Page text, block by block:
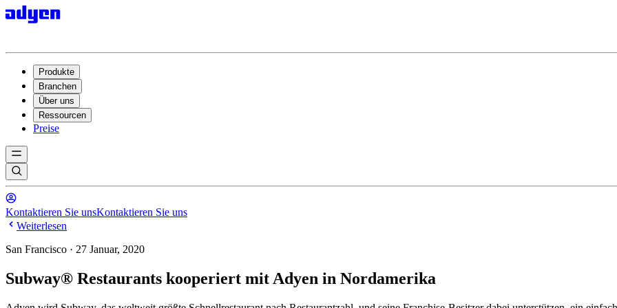
Produkte
Branchen
Über uns
Ressourcen
Preise
Kontaktieren Sie unsKontaktieren Sie uns
Weiterlesen
San Francisco · 27 Januar, 2020
Subway® Restaurants kooperiert mit Adyen in Nordamerika